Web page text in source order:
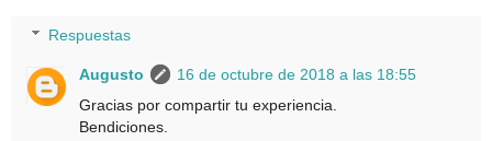
Respuestas
Augusto
16 de octubre de 2018 a las 18:55
Gracias por compartir tu experiencia.
Bendiciones.